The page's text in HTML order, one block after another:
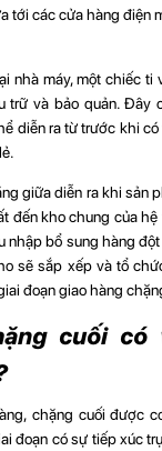
tới các cửa hàng điện
nhà máy, một chiếc
trữ và bảo quản. Đây
diễn ra từ trước khi
giữa diễn ra khi sản
đến kho chung của
nhập bổ sung hàng
sẽ sắp xếp và tổ
đoạn giao hàng
cuối có
chặng cuối được
đoạn có sự tiếp xúc